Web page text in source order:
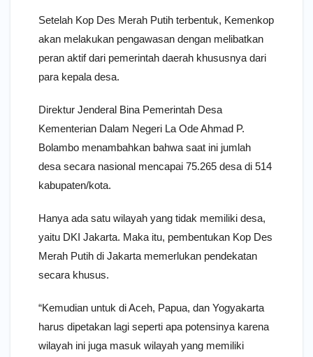
Setelah Kop Des Merah Putih terbentuk, Kemenkop
akan melakukan pengawasan dengan melibatkan
peran aktif dari pemerintah daerah khususnya dari
para kepala desa.
Direktur Jenderal Bina Pemerintah Desa
Kementerian Dalam Negeri La Ode Ahmad P.
Bolambo menambahkan bahwa saat ini jumlah
desa secara nasional mencapai 75.265 desa di 514
kabupaten/kota.
Hanya ada satu wilayah yang tidak memiliki desa,
yaitu DKI Jakarta. Maka itu, pembentukan Kop Des
Merah Putih di Jakarta memerlukan pendekatan
secara khusus.
“Kemudian untuk di Aceh, Papua, dan Yogyakarta
harus dipetakan lagi seperti apa potensinya karena
wilayah ini juga masuk wilayah yang memiliki